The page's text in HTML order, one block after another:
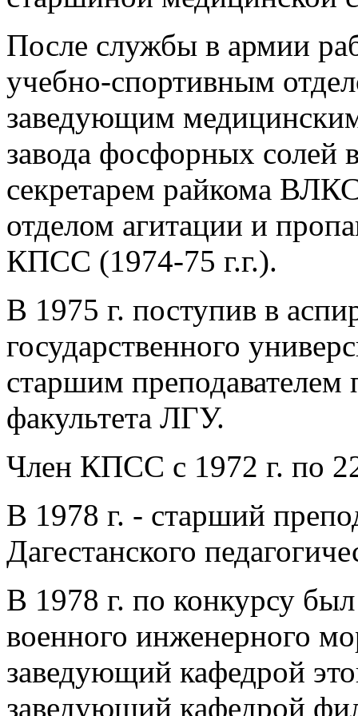
После службы в армии
учебно-спортивным
заведующим
завода фосфорных солей
секретарем райкома
отделом агитации и
КПСС (1974-75 г.г.).
В 1975 г. поступив в
государственного
старшим преподавателем
факультета ЛГУ.
Член КПСС с 1972 г. по 22
В 1978 г. - старший
Дагестанского
В 1978 г. по конкурсу
военного инженерного
заведующий кафедрой
заведующий кафедрой